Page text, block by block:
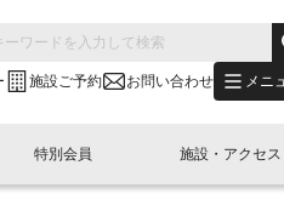
施設ご予約 お問い合わせ メニ
特別会員 施設・アクセス